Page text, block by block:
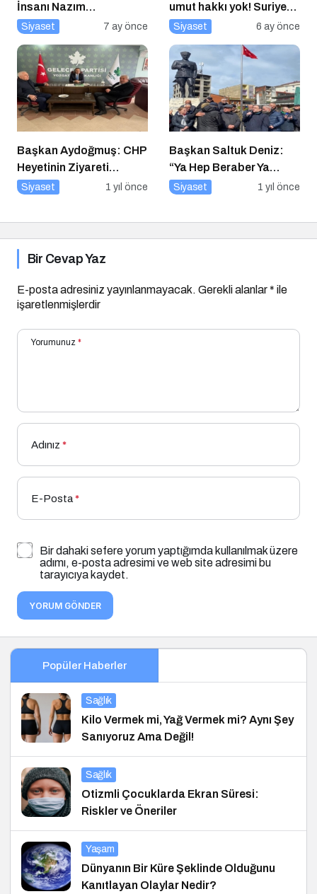
İnsanı Nazım
Torbaoğlu’na Anlamlı
Siyaset 7 ay önce
umut hakkı yok! Suriye
düzelmeden APO’ya
Siyaset 6 ay önce
Başkan Aydoğmuş: CHP
Heyetinin Ziyareti
Memnuniyet Verici
Siyaset 1 yıl önce
Başkan Saltuk Deniz:
“Ya Hep Beraber Ya
Hiçbirimiz!”
Siyaset 1 yıl önce
Bir Cevap Yaz
E-posta adresiniz yayınlanmayacak. Gerekli alanlar* ile
işaretlenmişlerdir
Yorumunuz *
Adınız *
E-Posta*
Bir dahaki sefere yorum yaptığımda kullanılmak üzere
adımı, e-posta adresimi ve web site adresimi bu
tarayıcıya kaydet.
YORUM GÖNDER
Popüler Haberler
Sağlık
Kilo Vermek mi, Yağ Vermek mi? Aynı Şey
Sanıyoruz Ama Değil!
Sağlık
Otizmli Çocuklarda Ekran Süresi:
Riskler ve Öneriler
Yaşam
Dünyanın Bir Küre Şeklinde Olduğunu
Kanıtlayan Olaylar Nedir?